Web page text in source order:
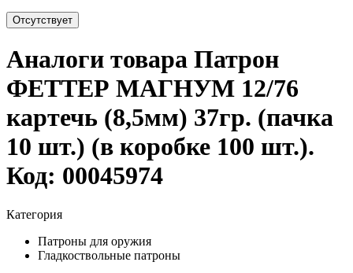
Отсутствует
Аналоги товара Патрон
ФЕТТЕР МАГНУМ 12/76
картечь (8,5мм) 37гр. (пачка
10 шт.) (в коробке 100 шт.).
Код: 00045974
Категория
Патроны для оружия
Гладкоствольные патроны